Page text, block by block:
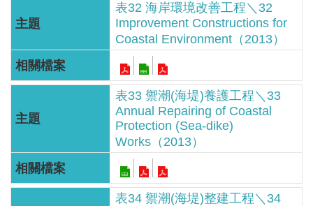
息
便
民
服
訊
服
務
表32 海岸環境改善工程＼32
Improvement Constructions for
Coastal Environment（2013）
表33 禦潮(海堤)養護工程＼33
Annual Repairing of Coastal
Protection (Sea-dike)
Works（2013）
表34 禦潮(海堤)整建工程＼34